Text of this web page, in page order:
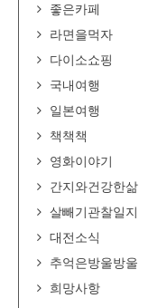
좋은카페
라면을먹자
다이소쇼핑
국내여행
일본여행
책책책
영화이야기
간지와건강한삶
살빼기관찰일지
대전소식
추억은방울방울
희망사항